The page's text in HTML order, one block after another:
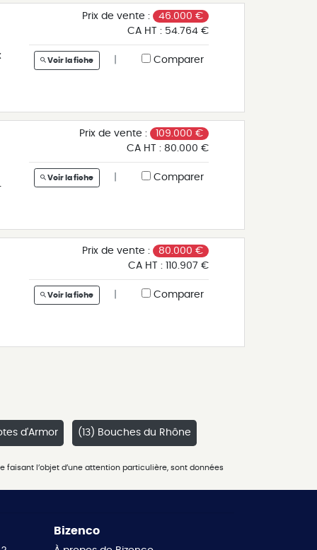
Prix de vente : 46.000 €
CA HT : 54.764 €
Voir la fiche Comparer
Prix de vente : 109.000 €
CA HT : 80.000 €
Voir la fiche Comparer
Prix de vente :
80.000 €
CA HT :110.907 €
Voir la fiche Comparer
d'Armor (13) Bouches du Rhône
l’objet d’une attention particulière, sont données
Bizenco